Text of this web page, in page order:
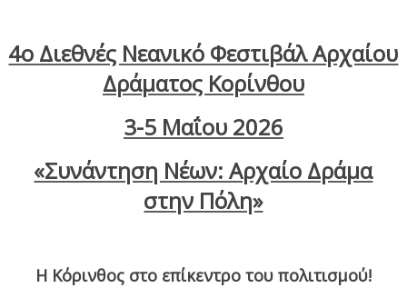
4ο Διεθνές Νεανικό Φεστιβάλ Αρχαίου
Δράματος Κορίνθου
3-5 Μαΐου 2026
«Συνάντηση Νέων: Αρχαίο Δράμα
στην Πόλη»
Η Κόρινθος στο επίκεντρο του πολιτισμού!